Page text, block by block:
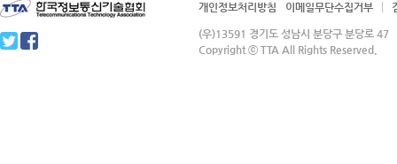
개인정보처리방침 이메일무단수집거부
(우)13591 경기도 성남시 분당구 분당로
Copyright ⓒ TTA All Rights Reserved.